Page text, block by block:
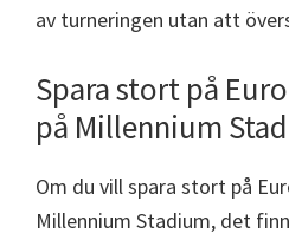
av turneringen utan att
Spara stort på
på Millennium
Om du vill spara stort på
Millennium Stadium, det